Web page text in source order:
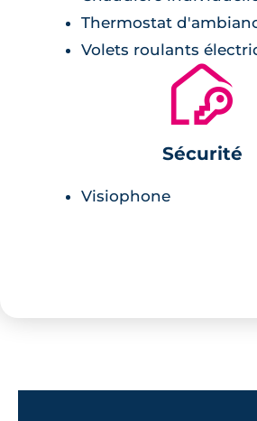
Thermostat
Volets roulants
🔐
Sécurité
Visiophone